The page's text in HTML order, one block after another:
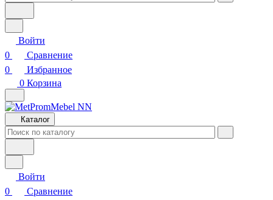
Войти
0
Сравнение
0
Избранное
0 Корзина
Каталог
Войти
0
Сравнение